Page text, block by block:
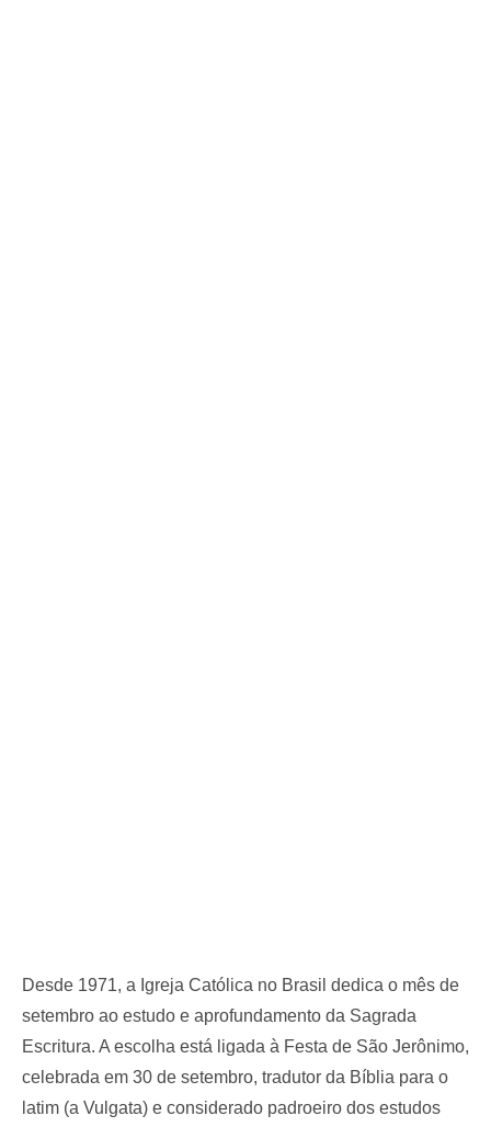
Desde 1971, a Igreja Católica no Brasil dedica o mês de
setembro ao estudo e aprofundamento da Sagrada
Escritura. A escolha está ligada à Festa de São Jerônimo,
celebrada em 30 de setembro, tradutor da Bíblia para o
latim (a Vulgata) e considerado padroeiro dos estudos